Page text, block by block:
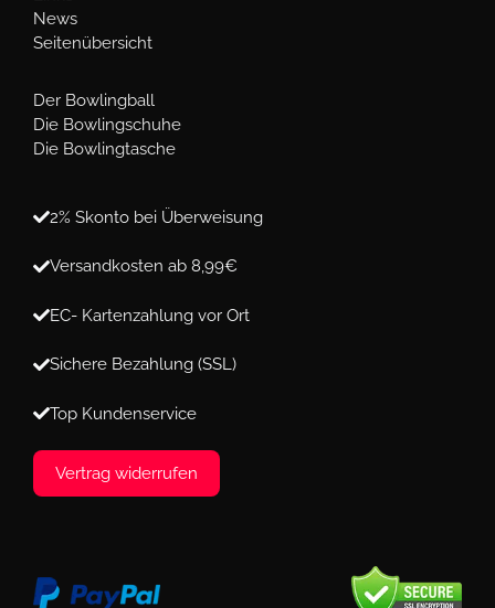
News
Seitenübersicht
Der Bowlingball
Die Bowlingschuhe
Die Bowlingtasche
2% Skonto bei Überweisung
Versandkosten ab 8,99€
EC- Kartenzahlung vor Ort
Sichere Bezahlung (SSL)
Top Kundenservice
Vertrag widerrufen